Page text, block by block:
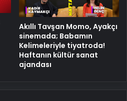
Akıllı Tavşan Momo, Ayakçı
sinemada; Babamın
Kelimeleriyle tiyatroda!
Haftanın kültür sanat
ajandası